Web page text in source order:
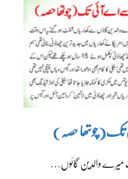
حصہ)
والدین گائوں…